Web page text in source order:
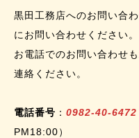
黒田工務店へのお問い合
にお問い合わせください。
お電話でのお問い合わせ
連絡ください。
電話番号 ： 0982-40-6472
PM18:00）